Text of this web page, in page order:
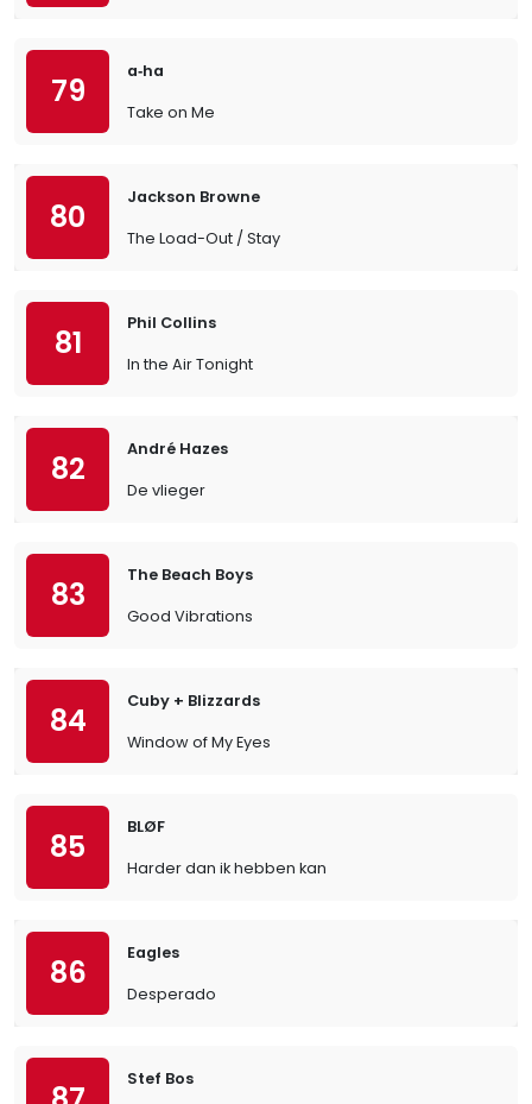
79
a‐ha
Take on Me
80
Jackson Browne
The Load-Out / Stay
81
Phil Collins
In the Air Tonight
82
André Hazes
De vlieger
83
The Beach Boys
Good Vibrations
84
Cuby + Blizzards
Window of My Eyes
85
BLØF
Harder dan ik hebben kan
86
Eagles
Desperado
Stef Bos